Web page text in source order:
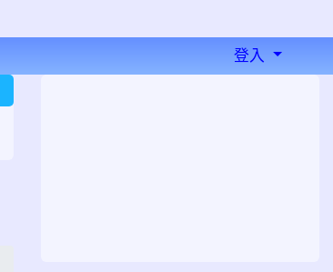
登入